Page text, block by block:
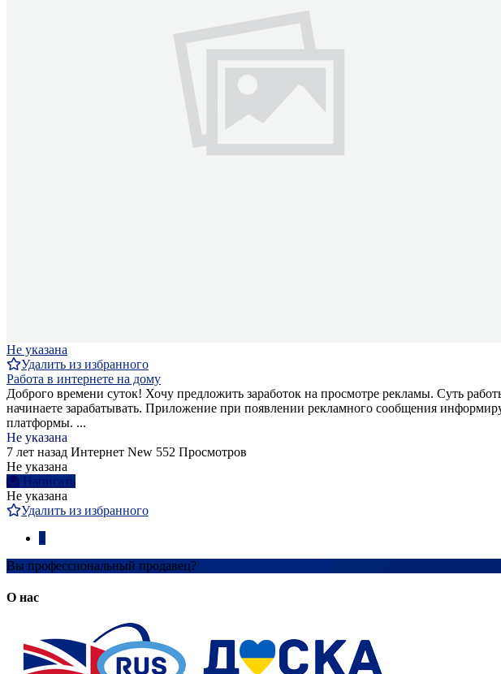
Не указана
Удалить из избранного
Работа в интернете на дому
Доброго времени суток! Хочу предложить заработок на просмотре рекламы. Суть
начинаете зарабатывать. Приложение при появлении рекламного сообщения
платформы. ...
Не указана
7 лет назад Интернет New 552 Просмотров
Не указана
Написать
Не указана
Удалить из избранного
Вы профессиональный продавец?
О нас